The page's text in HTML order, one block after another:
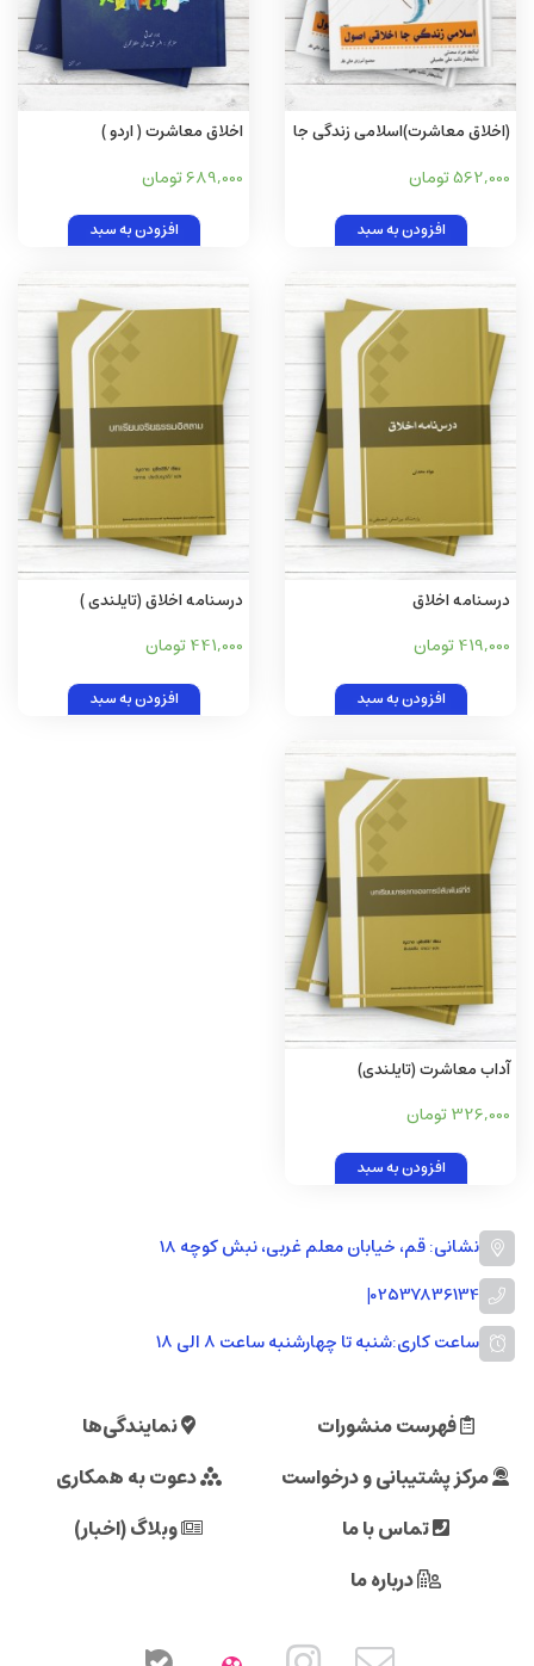
(اخلاق معاشرت)اسلامی زندگی جا
562,000 تومان
افزودن به سبد
اخلاق معاشرت ( اردو )
689,000 تومان
افزودن به سبد
درسنامه اخلاق
419,000 تومان
افزودن به سبد
درسنامه اخلاق (تايلندی )
441,000 تومان
افزودن به سبد
آداب معاشرت (تايلندی)
326,000 تومان
افزودن به سبد
نشانی: قم، خیابان معلم غربی، نبش کوچه 18
02537836134
|
ساعت کاری:شنبه تا چهارشنبه ساعت ۸ الی ۱۸
فهرست منشورات
نمایندگی‌ها
مرکز پشتیبانی و درخواست
دعوت به همکاری
تماس با ما
وبلاگ (اخبار)
درباره ما